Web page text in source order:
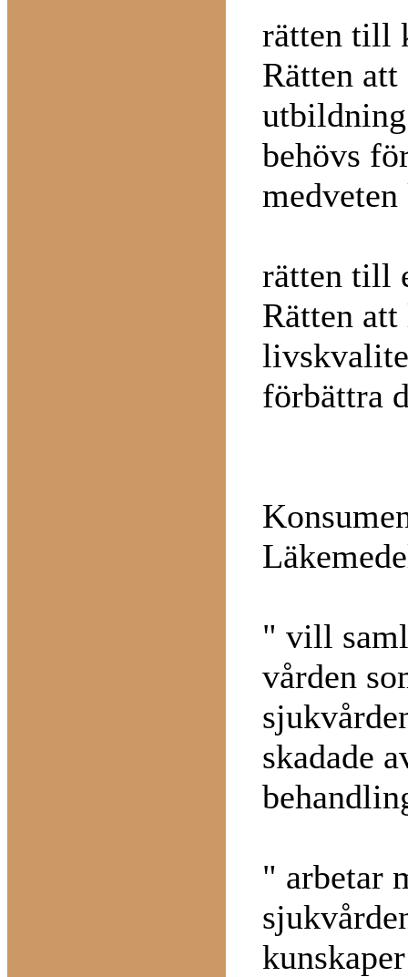
rätten till
Rätten
behövs
rätten till
Rätten
förbättra
" vill
vården
skadade
" arbetar